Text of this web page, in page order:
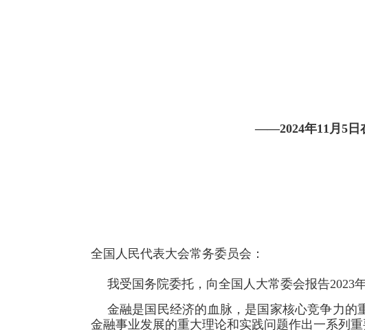
——2024年11月5
全国人民代表大会常务委员会：
我受国务院委托，向全国人大常委会报告2023
金融是国民经济的血脉，是国家核心竞争力
金融事业发展的重大理论和实践问题作出一系列